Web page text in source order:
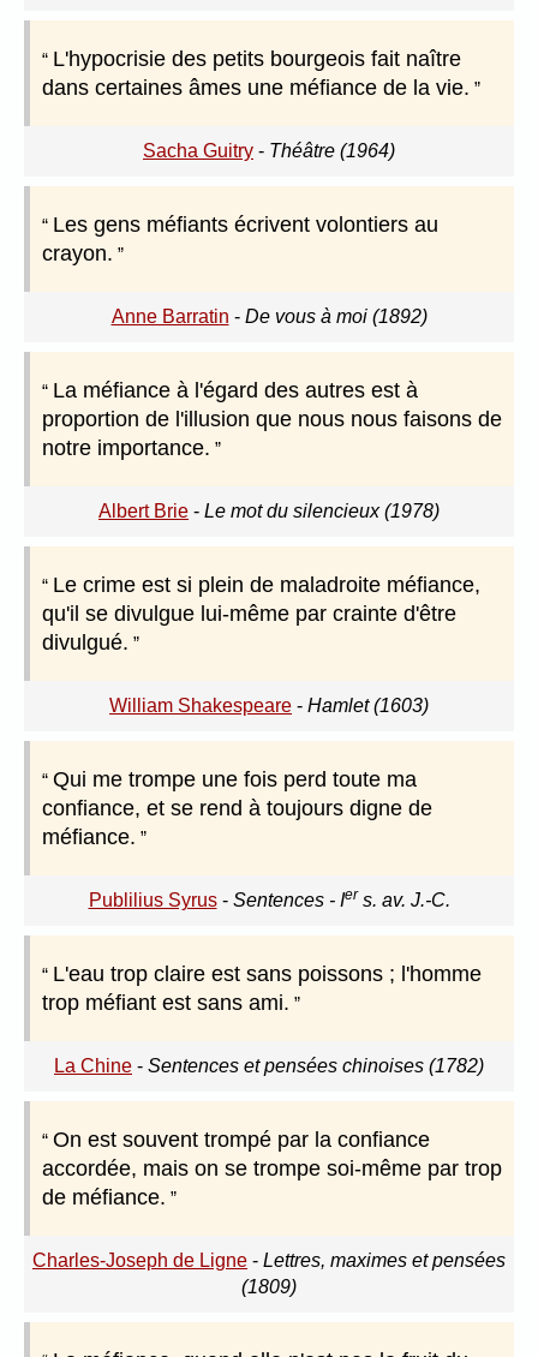
L'hypocrisie des petits bourgeois fait naître
dans certaines âmes une méfiance de la vie.
Sacha Guitry - Théâtre (1964)
Les gens méfiants écrivent volontiers au
crayon.
Anne Barratin - De vous à moi (1892)
La méfiance à l'égard des autres est à
proportion de l'illusion que nous nous faisons de
notre importance.
Albert Brie - Le mot du silencieux (1978)
Le crime est si plein de maladroite méfiance,
qu'il se divulgue lui-même par crainte d'être
divulgué.
William Shakespeare - Hamlet (1603)
Qui me trompe une fois perd toute ma
confiance, et se rend à toujours digne de
méfiance.
Publilius Syrus- Sentences - Ier s. av. J.-C.
L'eau trop claire est sans poissons ; l'homme
trop méfiant est sans ami.
La Chine - Sentences et pensées chinoises (1782)
On est souvent trompé par la confiance
accordée, mais on se trompe soi-même par trop
de méfiance.
Charles-Joseph de Ligne - Lettres, maximes et pensées
(1809)